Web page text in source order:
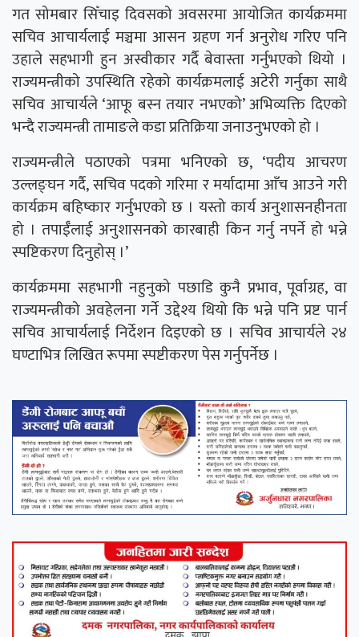
गत सोमबार सिँचाइ दिवसको अवसरमा आयोजित कार्यक्रममा
सचिव आचार्यलाई मञ्चमा आसन ग्रहण गर्न अनुरोध गरिए पनि
उहाले सहभागी हुन अस्वीकार गर्दै बेवास्ता गर्नुभएको थियो ।
राज्यमन्त्रीको उपस्थिति रहेको कार्यक्रमलाई अटेरी गर्नुका साथै
सचिव आचार्यले ‘आफू बस्न तयार नभएको’ अभिव्यक्ति दिएको
भन्दै राज्यमन्त्री तामाङले कडा प्रतिक्रिया जनाउनुभएको हो ।
राज्यमन्त्रीले पठाएको पत्रमा भनिएको छ, ‘पदीय आचरण
उल्लङ्घन गर्दै, सचिव पदको गरिमा र मर्यादामा आँच आउने गरी
कार्यक्रम बहिष्कार गर्नुभएको छ । यस्तो कार्य अनुशासनहीनता
हो । तपाईँलाई अनुशासनको कारबाही किन गर्नु नपर्ने हो भन्ने
स्पष्टिकरण दिनुहोस् ।’
कार्यक्रममा सहभागी नहुनुको पछाडि कुनै प्रभाव, पूर्वाग्रह, वा
राज्यमन्त्रीको अवहेलना गर्ने उद्देश्य थियो कि भन्ने पनि प्रष्ट पार्न
सचिव आचार्यलाई निर्देशन दिइएको छ । सचिव आचार्यले २४
घण्टाभित्र लिखित रूपमा स्पष्टीकरण पेस गर्नुपर्नेछ ।